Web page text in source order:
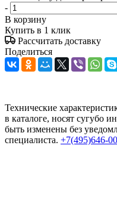
-
В корзину
Купить в 1 клик
Рассчитать доставку
Поделиться
Технические
в каталоге, носят сугубо
быть изменены без
специалиста. +7(495)646-